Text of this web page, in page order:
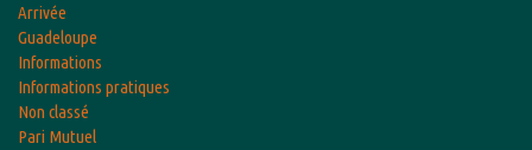
Arrivée
Guadeloupe
Informations
Informations pratiques
Non classé
Pari Mutuel